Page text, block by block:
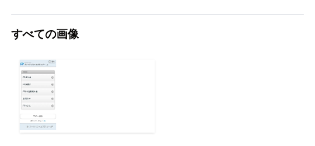
すべての画像